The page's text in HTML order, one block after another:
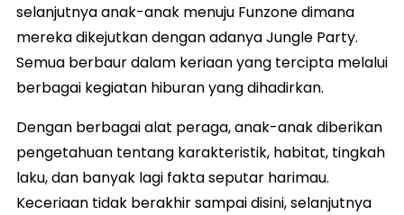
selanjutnya anak-anak menuju Funzone dimana
mereka dikejutkan dengan adanya Jungle Party.
Semua berbaur dalam keriaan yang tercipta melalui
berbagai kegiatan hiburan yang dihadirkan.
Dengan berbagai alat peraga, anak-anak diberikan
pengetahuan tentang karakteristik, habitat, tingkah
laku, dan banyak lagi fakta seputar harimau.
Keceriaan tidak berakhir sampai disini, selanjutnya